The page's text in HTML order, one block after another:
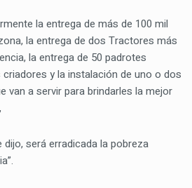
la entrega de más de 100 mil
la entrega de dos Tractores más
la entrega de 50 padrotes
y la instalación de uno o dos
van a servir para brindarles la mejor
será erradicada la pobreza